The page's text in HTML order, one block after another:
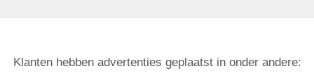
Klanten hebben advertenties geplaatst in onder andere: